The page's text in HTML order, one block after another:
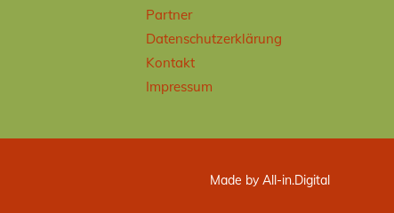
Partner
Datenschutzerklärung
Kontakt
Impressum
Made by All-in.Digital